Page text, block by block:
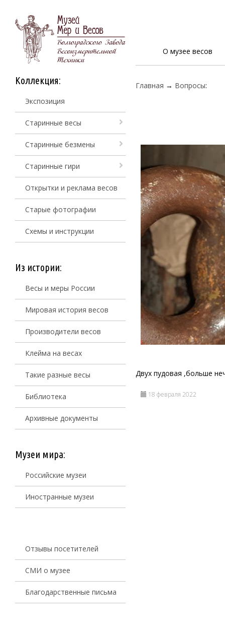
О музее весов
Коллекция:
Экспозиция
Старинные весы
Старинные безмены
Старинные гири
Открытки и реклама весов
Старые фотографии
Схемы и инструкции
Из истории:
Весы и меры России
Мировая история весов
Производители весов
Клейма на весах
Такие разные весы
Библиотека
Архивные документы
Музеи мира:
Российские музеи
Иностранные музеи
Отзывы посетителей
СМИ о музее
Благодарственные письма
Главная → Вопросы:
Двух пудовая ,больше
18 февраля 2022